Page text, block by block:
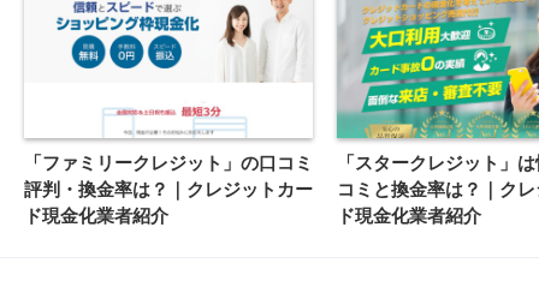
「ファミリークレジット」の口コミ
評判・換金率は？｜クレジットカー
ド現金化業者紹介
「スタークレジット」
コミと換金率は？｜ク
ド現金化業者紹介